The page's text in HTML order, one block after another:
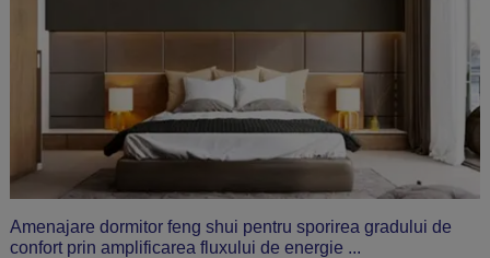
Amenajare dormitor feng shui pentru sporirea gradului de
confort prin amplificarea fluxului de energie ...